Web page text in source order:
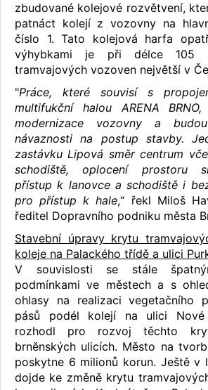
zbudované kolejové rozvětvení,
patnáct kolejí z vozovny na
číslo 1. Tato kolejová harfa
výhybkami je při délce 105
tramvajových vozoven největší v
"Práce, které souvisí s
multifukční halou ARENA
modernizace vozovny a
návaznosti na postup stavby.
zastávku Lipová směr centrum
schodiště, oplocení prostoru
přístup k lanovce a schodiště i
pro přístup k hale,“ řekl Miloš
ředitel Dopravního podniku města
Stavební úpravy krytu
koleje na Palackého třídě a ulici
V souvislosti se stále
podmínkami ve městech a s
ohlasy na realizaci vegetačního
pásů podél kolejí na ulici
rozhodl pro rozvoj těchto
brněnských ulicích. Město na
poskytne 6 milionů korun. Ještě v
dojde ke změně krytu